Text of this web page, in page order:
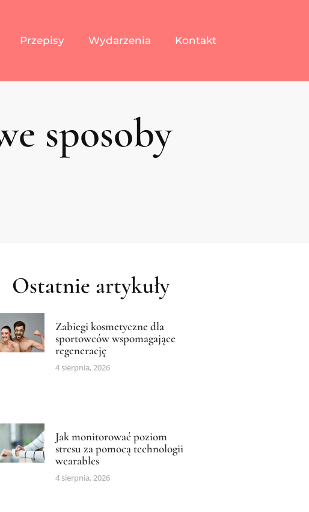
Przepisy Wydarzenia Kontakt
sposoby
Ostatnie artykuły
Zabiegi kosmetyczne dla
sportowców wspomagające
regenerację
4 sierpnia, 2026
Jak monitorować poziom
stresu za pomocą technologii
wearables
4 sierpnia, 2026